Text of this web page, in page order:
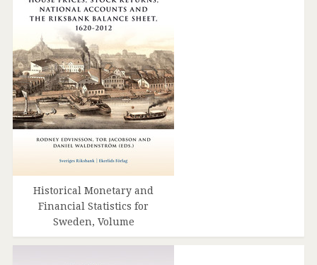
Historical Monetary and
Financial Statistics for
Sweden, Volume